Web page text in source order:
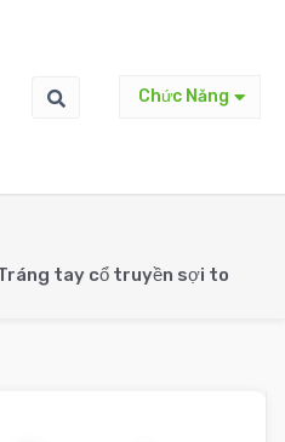
Chức Năng
tay cổ truyền sợi to